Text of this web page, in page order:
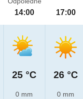
14:00
25 °C
0 mm
17:00
26 °C
0 mm